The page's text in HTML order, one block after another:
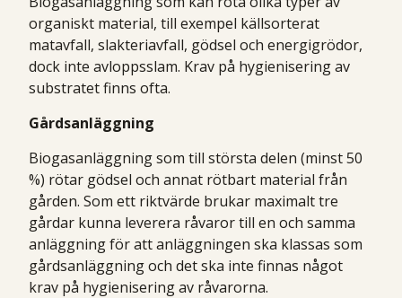
organiskt material, till exempel källsorterat
matavfall, slakteriavfall, gödsel och energigrödor,
dock inte avloppsslam. Krav på hygienisering av
substratet finns ofta.
Gårdsanläggning
Biogasanläggning som till största delen (minst 50
%) rötar gödsel och annat rötbart material från
gården. Som ett riktvärde brukar maximalt tre
gårdar kunna leverera råvaror till en och samma
anläggning för att anläggningen ska klassas som
gårdsanläggning och det ska inte finnas något
krav på hygienisering av råvarorna.